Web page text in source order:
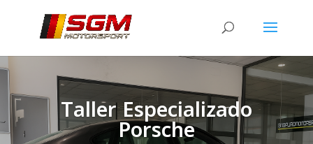
Taller Especializado
Porsche